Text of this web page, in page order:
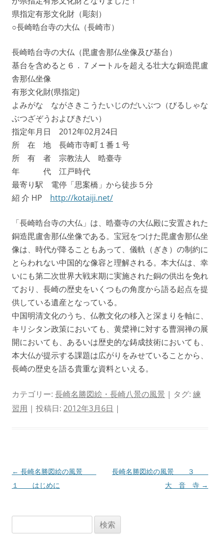
県指定有形文化財（彫刻）
○長崎晧台寺の大仏（長崎市）
長崎晧台寺の大仏（毘盧舎那仏坐像及び基台）
基台を含めると６．７メートルを超える壮大な銅造毘盧
舎那仏坐像
有形文化財(県指定)
よみがな ながさきこうたいじのだいぶつ（びるしゃな
ぶつざぞうおよびきだい）
指定年月日 2012年02月24日
所 在 地 長崎市寺町１番１号
所 有 者 宗教法人 晧臺寺
年 代 江戸時代
最寄り駅 電停「思案橋」から徒歩５分
紹 介 HP http://kotaiji.net/
「長崎晧台寺の大仏」は、晧臺寺の大仏殿に安置された
銅造毘盧舎那仏坐像である。宝冠をつけた毘盧舎那仏坐
像は、時代が降ることもあって、儀軌（ぎき）の制約に
とらわれない中国的な像容と理解される。本大仏は、幸
いにも第二次世界大戦末期に実施された銅の供出を免れ
ており、長崎の歴史をいくつもの角度から語る起点を提
供している遺産となっている。
中国明清文化のうち、仏教文化の移入と深まりを軸に、
キリシタン政策においても、黄檗禅に対する曹洞禅の展
開においても、あるいは歴史的な鋳成技術においても、
本大仏が提示する課題は広がりをみせていることから、
長崎の歴史を語る貴重な資料といえる。
カテゴリー: 長崎名勝図絵・長崎八景の風景 | タグ: 練
習用 | 投稿日: 2012年3月6日 |
投
稿
← 長崎名勝図絵の風景
１ はじめに
長崎名勝図絵の風景 ３
大 音 寺 →
索: